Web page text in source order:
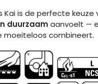
Kai is de perfecte keuze
duurzaam aanvoelt —
moeiteloos combineert.